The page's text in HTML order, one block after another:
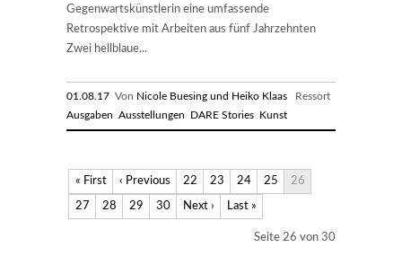
Gegenwartskünstlerin eine umfassende
Retrospektive mit Arbeiten aus fünf Jahrzehnten
Zwei hellblaue...
01.08.17 Von Nicole Buesing und Heiko Klaas Ressort
Ausgaben Ausstellungen DARE Stories Kunst
« First ‹ Previous 22 23 24 25 26
27 28 29 30 Next › Last »
Seite 26 von 30